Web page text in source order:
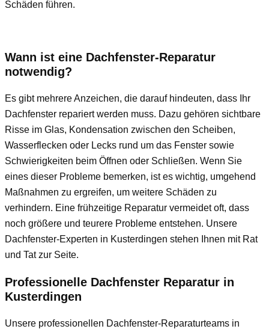
Schäden führen.
Wann ist eine Dachfenster-Reparatur
notwendig?
Es gibt mehrere Anzeichen, die darauf hindeuten, dass Ihr
Dachfenster repariert werden muss. Dazu gehören sichtbare
Risse im Glas, Kondensation zwischen den Scheiben,
Wasserflecken oder Lecks rund um das Fenster sowie
Schwierigkeiten beim Öffnen oder Schließen. Wenn Sie
eines dieser Probleme bemerken, ist es wichtig, umgehend
Maßnahmen zu ergreifen, um weitere Schäden zu
verhindern. Eine frühzeitige Reparatur vermeidet oft, dass
noch größere und teurere Probleme entstehen. Unsere
Dachfenster-Experten in Kusterdingen stehen Ihnen mit Rat
und Tat zur Seite.
Professionelle Dachfenster Reparatur in
Kusterdingen
Unsere professionellen Dachfenster-Reparaturteams in